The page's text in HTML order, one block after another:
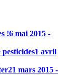
!6 mai 2015 -
1 avril
21 mars 2015 -